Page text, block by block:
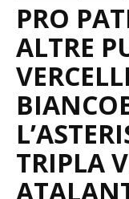
PRO
ALTRE
TRIPLA